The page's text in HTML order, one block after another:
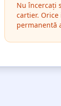
Nu încercați
cartier.
permanentă